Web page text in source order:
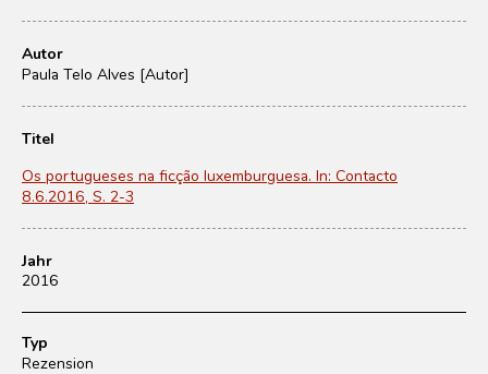
Autor
Paula Telo Alves [Autor]
Titel
Os portugueses na ficção luxemburguesa. In: Contacto
8.6.2016, S. 2-3
Jahr
2016
Typ
Rezension